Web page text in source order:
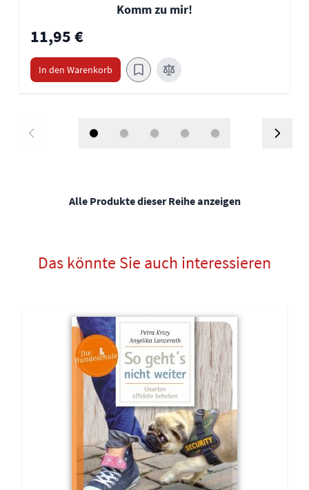
Komm zu mir!
11,95 €
In den Warenkorb
Alle Produkte dieser Reihe anzeigen
Das könnte Sie auch interessieren